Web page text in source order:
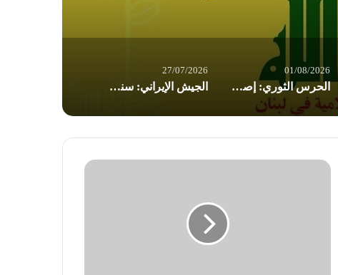
01/08/2026
الحرس الثوري: إصابة ناقلتي نفط مخالفتين وإجبارهما على التوقف في مضيق هرمز
27/07/2026
الجيش الإيراني: سنرد على أي عدوان برد قوي وساحق